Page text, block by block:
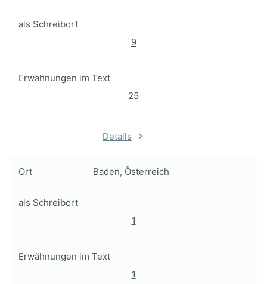
als Schreibort
9
Erwähnungen im Text
25
Details
Ort Baden, Österreich
als Schreibort
1
Erwähnungen im Text
1